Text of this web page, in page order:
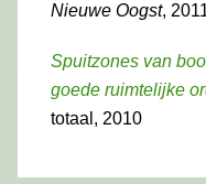
Nieuwe Oogst,
Spuitzones van
goede ruimtelijke
totaal, 2010